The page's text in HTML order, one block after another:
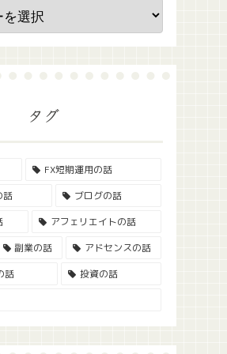
タグ
FX短期運用の話
話
ブログの話
アフェリエイトの話
副業の話
アドセンスの話
話
投資の話